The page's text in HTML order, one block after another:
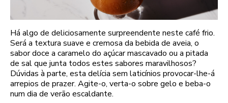
Há algo de deliciosamente surpreendente neste café frio.
Será a textura suave e cremosa da bebida de aveia, o
sabor doce a caramelo do açúcar mascavado ou a pitada
de sal que junta todos estes sabores maravilhosos?
Dúvidas à parte, esta delícia sem laticínios provocar-lhe-á
arrepios de prazer. Agite-o, verta-o sobre gelo e beba-o
num dia de verão escaldante.